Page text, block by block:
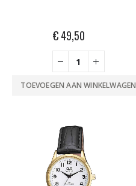
€49,50
TOEVOEGEN AAN WINKELWAGEN